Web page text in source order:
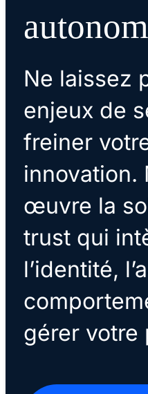
Ne laissez
enjeux de
freiner
innovation.
œuvre la
trust qui
l’identité,
gérer votre